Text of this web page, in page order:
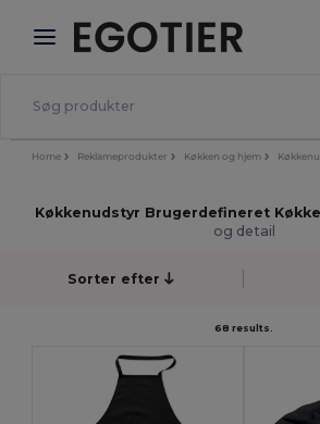
× Egotier-app
Bedre priser i appen!
Home Reklameprodukter Køkken og hjem
Køkkenudstyr Brugerdefineret
og detail
Sorter efter
68 results.